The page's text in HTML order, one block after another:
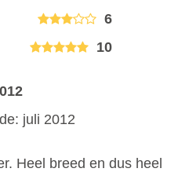
6
10
juli 2012
Heel breed en dus heel